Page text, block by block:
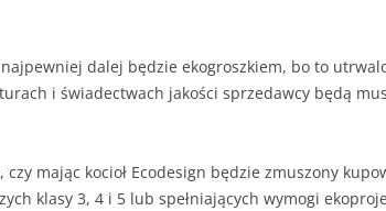
dalej będzie ekogroszkiem, bo to
i świadectwach jakości sprzedawcy będą
czy mając kocioł Ecodesign będzie zmuszony
klasy 3, 4 i 5 lub spełniających wymogi